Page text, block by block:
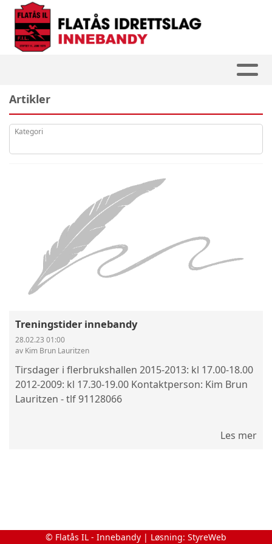
Artikler
Kategori
Treningstider innebandy
28.02.23 01:00
av Kim Brun Lauritzen
Tirsdager i flerbrukshallen 2015-2013: kl 17.00-18.00
2012-2009: kl 17.30-19.00 Kontaktperson: Kim Brun
Lauritzen - tlf 91128066
Les mer
© Flatås IL - Innebandy | Løsning: StyreWeb